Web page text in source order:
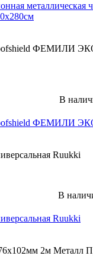
металлическая
ФЕМИЛИ
В
ФЕМИЛИ
Ruukki
В
Ruukki
2м Металл